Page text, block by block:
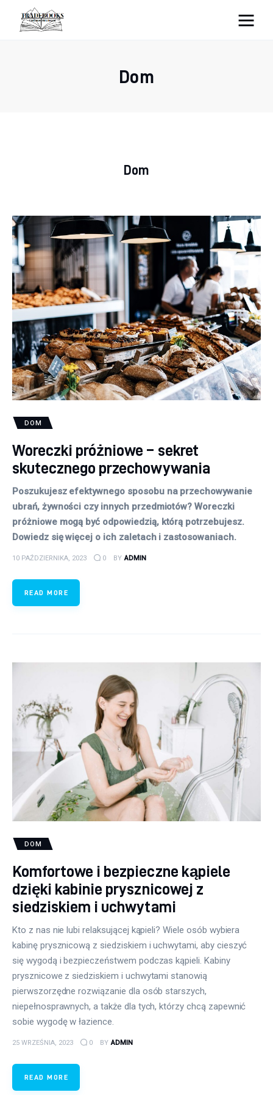
Dom
tradebooks.pl
Zdrowie
Dom
DOM
Woreczki próżniowe – sekret
skutecznego przechowywania
Poszukujesz efektywnego sposobu na przechowywanie
ubrań, żywności czy innych przedmiotów? Woreczki
próżniowe mogą być odpowiedzią, którą potrzebujesz.
Dowiedz się więcej o ich zaletach i zastosowaniach.
10 PAŹDZIERNIKA, 2023 0 BY ADMIN
READ MORE
DOM
Komfortowe i bezpieczne kąpiele
dzięki kabinie prysznicowej z
siedziskiem i uchwytami
Kto z nas nie lubi relaksującej kąpieli? Wiele osób wybiera
kabinę prysznicową z siedziskiem i uchwytami, aby cieszyć
się wygodą i bezpieczeństwem podczas kąpieli. Kabiny
prysznicowe z siedziskiem i uchwytami stanowią
pierwszorzędne rozwiązanie dla osób starszych,
niepełnosprawnych, a także dla tych, którzy chcą zapewnić
sobie wygodę w łazience.
25 WRZEŚNIA, 2023 0 BY ADMIN
READ MORE